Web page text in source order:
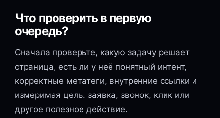
Что проверить в первую
очередь?
Сначала проверьте, какую задачу решает
страница, есть ли у неё понятный интент,
корректные метатеги, внутренние ссылки и
измеримая цель: заявка, звонок, клик или
другое полезное действие.